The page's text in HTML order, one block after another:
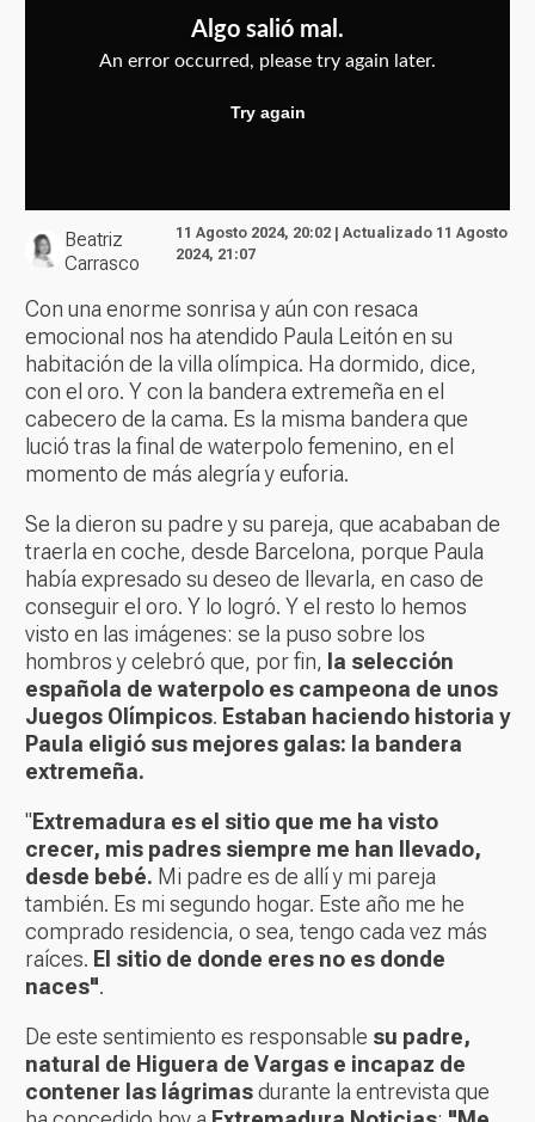
Beatriz
Carrasco
11 Agosto 2024, 20:02 | Actualizado 11 Agosto
2024, 21:07
Con una enorme sonrisa y aún con resaca
emocional nos ha atendido Paula Leitón en su
habitación de la villa olímpica. Ha dormido, dice,
con el oro. Y con la bandera extremeña en el
cabecero de la cama. Es la misma bandera que
lució tras la final de waterpolo femenino, en el
momento de más alegría y euforia.
Se la dieron su padre y su pareja, que acababan de
traerla en coche, desde Barcelona, porque Paula
había expresado su deseo de llevarla, en caso de
conseguir el oro. Y lo logró. Y el resto lo hemos
visto en las imágenes: se la puso sobre los
hombros y celebró que, por fin, la selección
española de waterpolo es campeona de unos
Juegos Olímpicos. Estaban haciendo historia y
Paula eligió sus mejores galas: la bandera
extremeña.
"Extremadura es el sitio que me ha visto
crecer, mis padres siempre me han llevado,
desde bebé. Mi padre es de allí y mi pareja
también. Es mi segundo hogar. Este año me he
comprado residencia, o sea, tengo cada vez más
raíces. El sitio de donde eres no es donde
naces".
De este sentimiento es responsable su padre,
natural de Higuera de Vargas e incapaz de
contener las lágrimasdurante la entrevista que